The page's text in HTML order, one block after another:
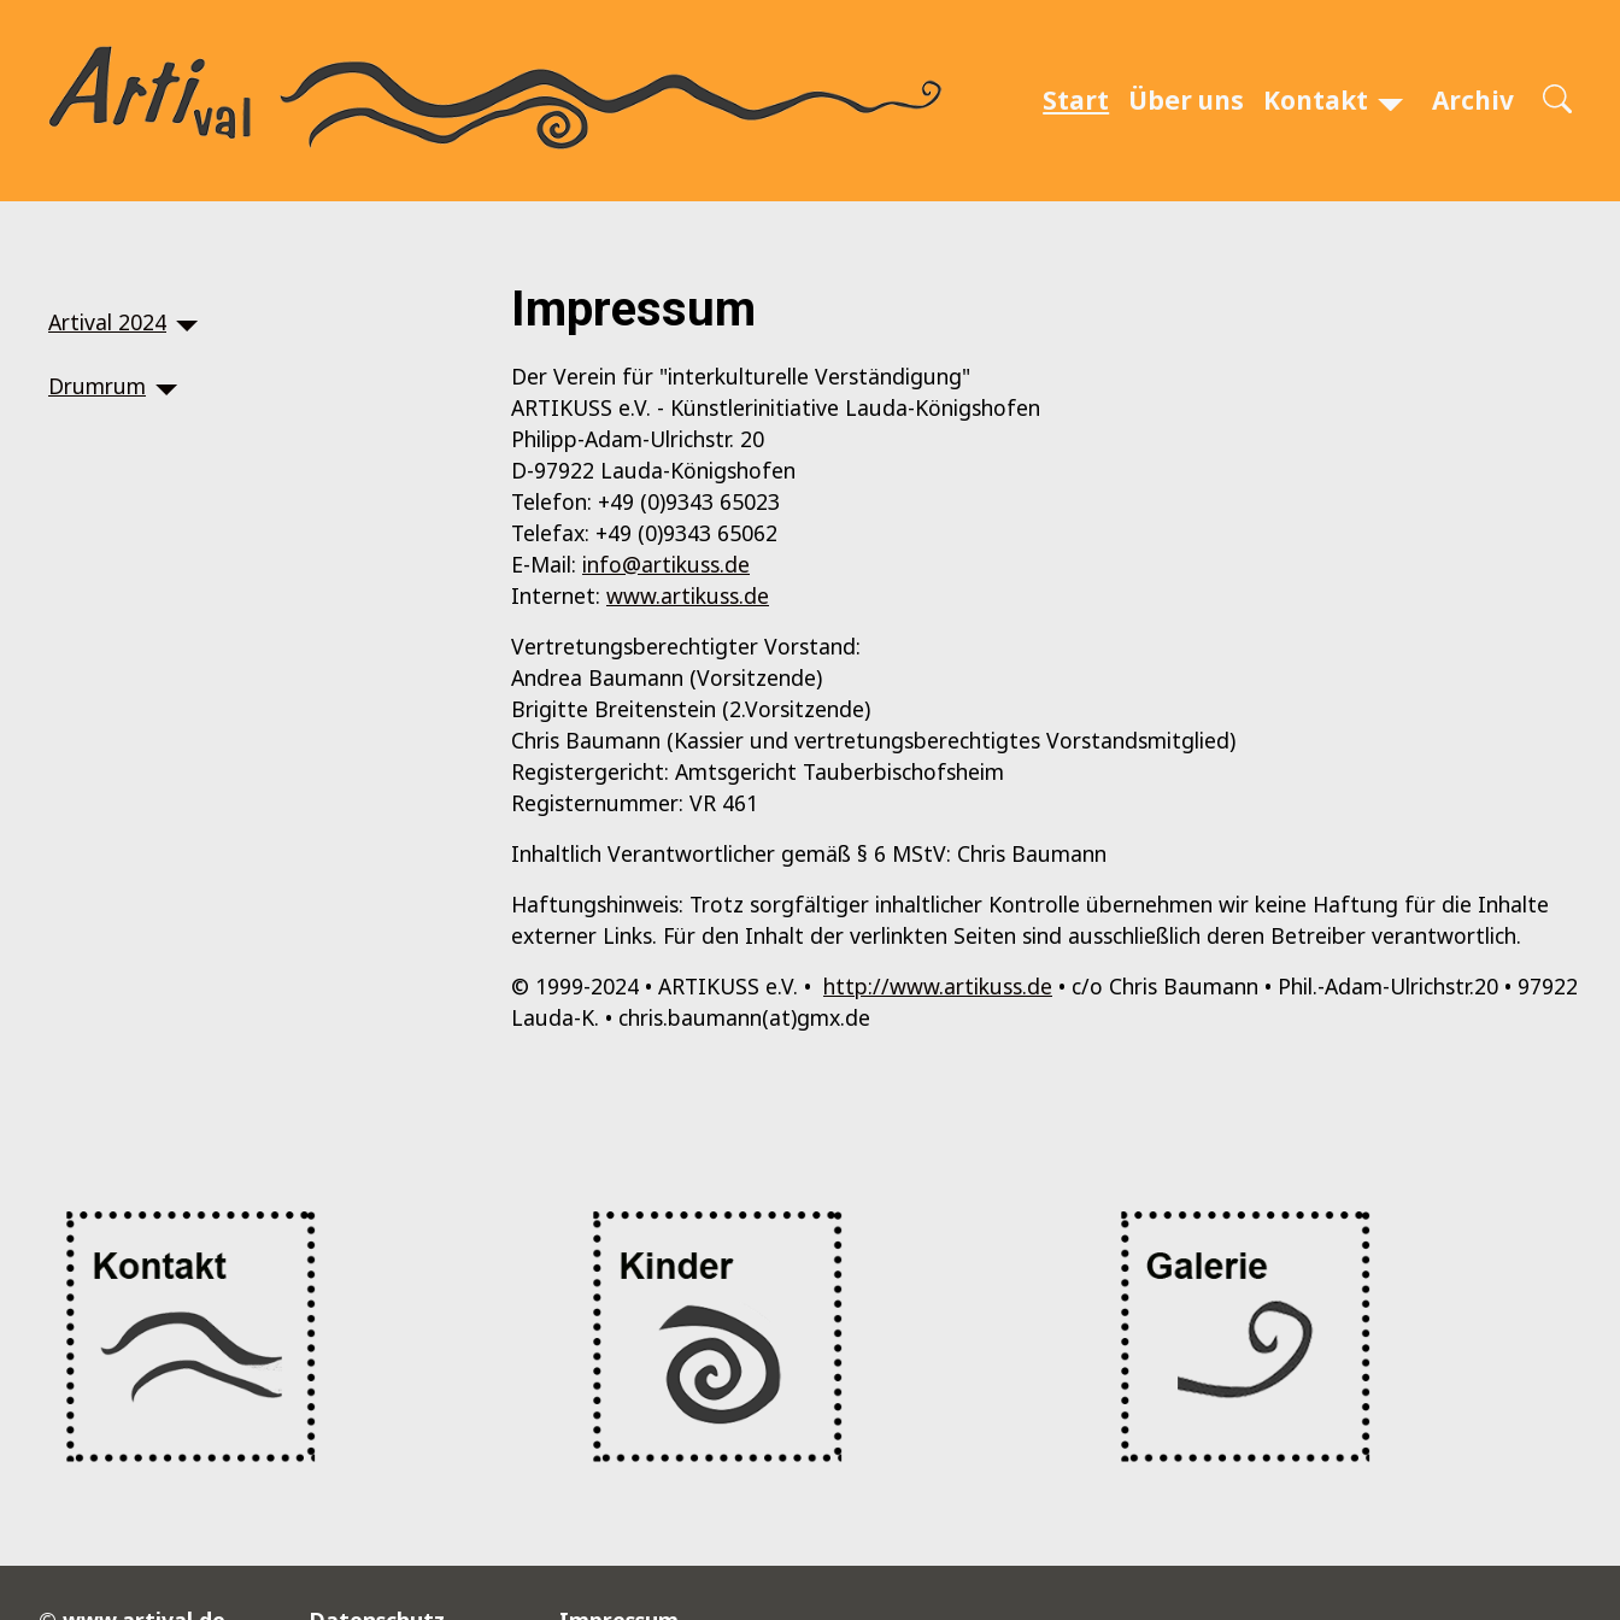
SKIP TO MAIN CONTENT
Start
Über uns Kontakt Archiv
Artival 2024
Drumrum
Impressum
Der Verein für "interkulturelle Verständigung"
ARTIKUSS e.V. - Künstlerinitiative Lauda-Königshofen
Philipp-Adam-Ulrichstr. 20
D-97922 Lauda-Königshofen
Telefon: +49 (0)9343 65023
Telefax: +49 (0)9343 65062
E-Mail: info@artikuss.de
Internet: www.artikuss.de
Vertretungsberechtigter Vorstand:
Andrea Baumann (Vorsitzende)
Brigitte Breitenstein (2.Vorsitzende)
Chris Baumann (Kassier und vertretungsberechtigtes Vorstandsmitglied)
Registergericht: Amtsgericht Tauberbischofsheim
Registernummer: VR 461
Inhaltlich Verantwortlicher gemäß § 6 MStV: Chris Baumann
Haftungshinweis: Trotz sorgfältiger inhaltlicher Kontrolle übernehmen wir keine Haftung für die Inhalte
externer Links. Für den Inhalt der verlinkten Seiten sind ausschließlich deren Betreiber verantwortlich.
© 1999-2024 • ARTIKUSS e.V. • http://www.artikuss.de • c/o Chris Baumann • Phil.-Adam-Ulrichstr.20 • 97922
Lauda-K. • chris.baumann(at)gmx.de